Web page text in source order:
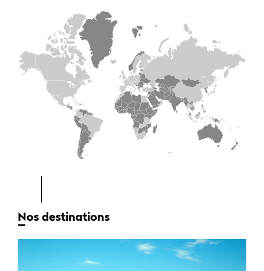
Nos destinations